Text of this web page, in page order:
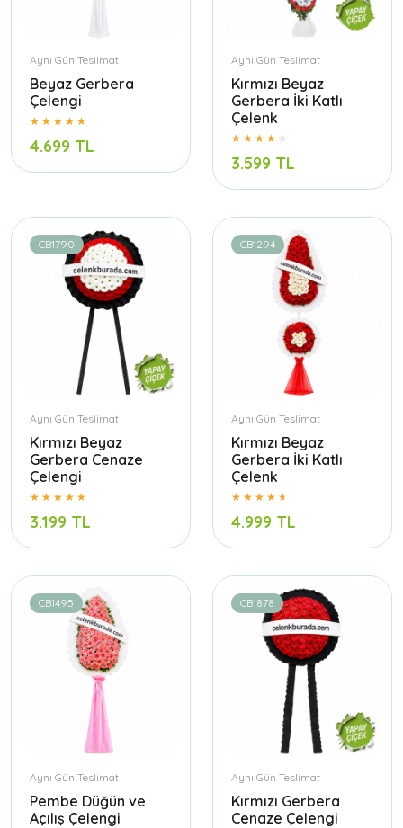
Aynı Gün Teslimat
Beyaz Gerbera
Çelengi
4.699 TL
Aynı Gün Teslimat
Kırmızı Beyaz
Gerbera İki Katlı
Çelenk
3.599 TL
CB1790
Aynı Gün Teslimat
Kırmızı Beyaz
Gerbera Cenaze
Çelengi
3.199 TL
CB1294
Aynı Gün Teslimat
Kırmızı Beyaz
Gerbera İki Katlı
Çelenk
4.999 TL
CB1495
Aynı Gün Teslimat
Pembe Düğün ve
Açılış Çelengi
CB1878
Aynı Gün Teslimat
Kırmızı Gerbera
Cenaze Çelengi